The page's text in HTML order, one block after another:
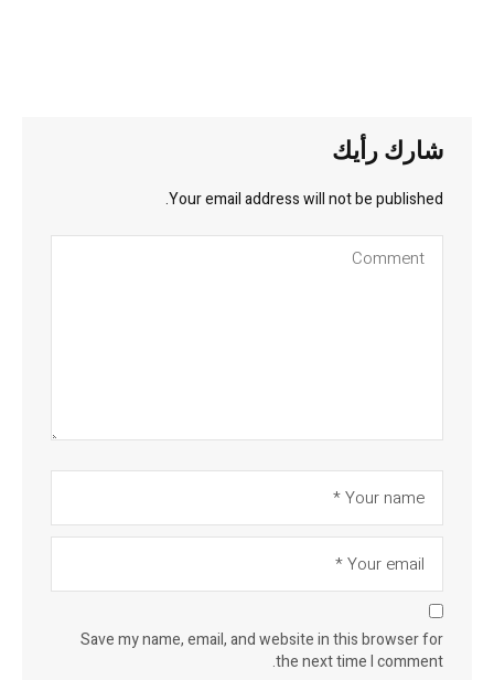
شارك رأيك
Your email address will not be published.
Save my name, email, and website in this browser for
the next time I comment.